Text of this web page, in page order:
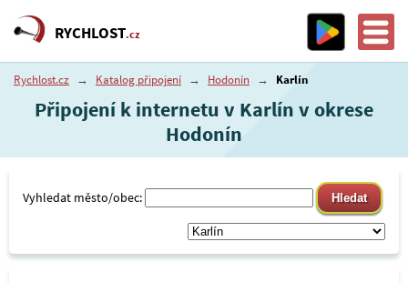
RYCHLOST.cz
Rychlost.cz → Katalog připojení → Hodonín → Karlín
Připojení k internetu v Karlín v okrese
Hodonín
Vyhledat město/obec: